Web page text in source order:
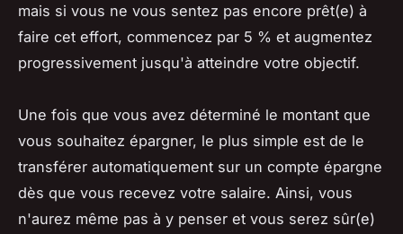
mais si vous ne vous sentez pas encore prêt(e) à
faire cet effort, commencez par 5 % et augmentez
progressivement jusqu'à atteindre votre objectif.
Une fois que vous avez déterminé le montant que
vous souhaitez épargner, le plus simple est de le
transférer automatiquement sur un compte épargne
dès que vous recevez votre salaire. Ainsi, vous
n'aurez même pas à y penser et vous serez sûr(e)